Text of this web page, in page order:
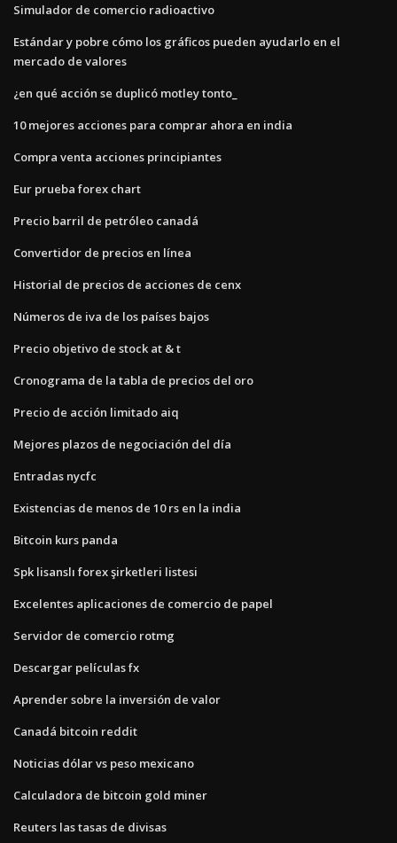
Simulador de comercio radioactivo
Estándar y pobre cómo los gráficos pueden ayudarlo en el
mercado de valores
¿en qué acción se duplicó motley tonto_
10 mejores acciones para comprar ahora en india
Compra venta acciones principiantes
Eur prueba forex chart
Precio barril de petróleo canadá
Convertidor de precios en línea
Historial de precios de acciones de cenx
Números de iva de los países bajos
Precio objetivo de stock at & t
Cronograma de la tabla de precios del oro
Precio de acción limitado aiq
Mejores plazos de negociación del día
Entradas nycfc
Existencias de menos de 10 rs en la india
Bitcoin kurs panda
Spk lisanslı forex şirketleri listesi
Excelentes aplicaciones de comercio de papel
Servidor de comercio rotmg
Descargar películas fx
Aprender sobre la inversión de valor
Canadá bitcoin reddit
Noticias dólar vs peso mexicano
Calculadora de bitcoin gold miner
Reuters las tasas de divisas